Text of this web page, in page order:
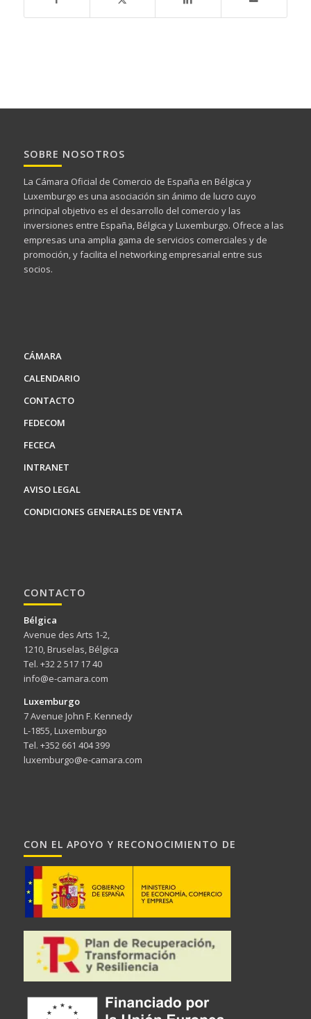
SOBRE NOSOTROS
La Cámara Oficial de Comercio de España en Bélgica y
Luxemburgo es una asociación sin ánimo de lucro cuyo
principal objetivo es el desarrollo del comercio y las
inversiones entre España, Bélgica y Luxemburgo. Ofrece a las
empresas una amplia gama de servicios comerciales y de
promoción, y facilita el networking empresarial entre sus
socios.
CÁMARA
CALENDARIO
CONTACTO
FEDECOM
FECECA
INTRANET
AVISO LEGAL
CONDICIONES GENERALES DE VENTA
CONTACTO
Bélgica
Avenue des Arts 1-2,
1210, Bruselas, Bélgica
Tel. +32 2 517 17 40
info@e-camara.com
Luxemburgo
7 Avenue John F. Kennedy
L-1855, Luxemburgo
Tel. +352 661 404 399
luxemburgo@e-camara.com
CON EL APOYO Y RECONOCIMIENTO DE